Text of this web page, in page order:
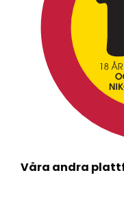
Våra andra